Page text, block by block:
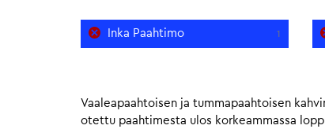
Inka Paahtimo 1
Vaaleapaahtoisen ja tummapaahtoisen
otettu paahtimesta ulos korkeammassa